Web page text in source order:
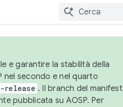
e garantire la stabilità della
nel secondo e nel quarto
release . Il branch del manifest
pubblicata su AOSP. Per